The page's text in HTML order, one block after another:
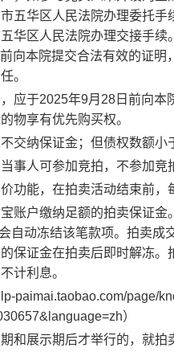
五华区人民法院办理委托
华区人民法院办理交接手
向本院提交合法有效的证明
。
应于2025年9月 28 日前向本
物享有优先购买权。
交纳保证金；但债权数额
事人可参加竞拍，不参加
功能， 在拍卖活动结束前，
账户缴纳足额的拍卖保证
会自动冻结该笔款项。拍卖成
保证金在拍卖后即时解冻
计利息。
paimai.taobao.com/page/
）
和展示期后才举行的，就